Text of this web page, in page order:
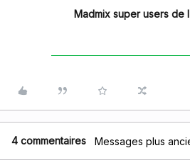
Madmix super users de
4 commentaires Messages plus